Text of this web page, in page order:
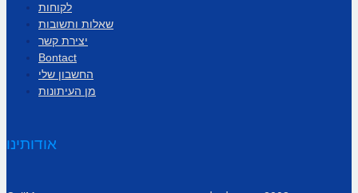
לקוחות
שאלות ותשובות
יצירת קשר
Bontact
החשבון שלי
מן העיתונות
אודותינו